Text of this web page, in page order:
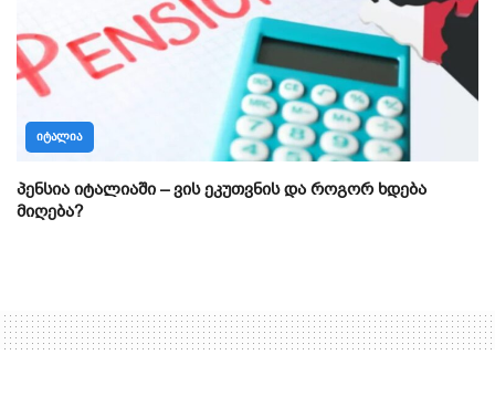
ᲘᲢᲐᲚᲘᲐ
პენსია იტალიაში – ვის ეკუთვნის და როგორ ხდება
მიღება?